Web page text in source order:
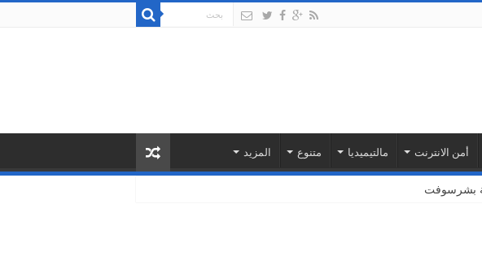
أمن الانترنت مالتيميديا متنوع المزيد